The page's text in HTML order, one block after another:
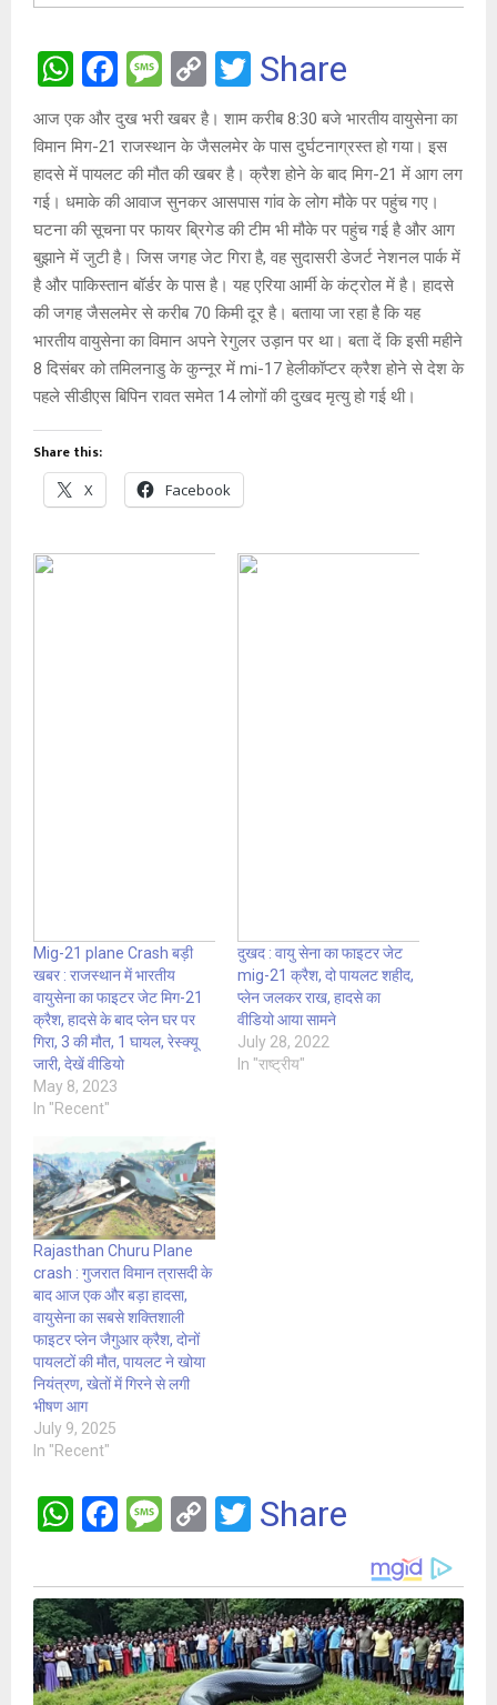
W
h
at
s
A
p
p
F
a
ce
b
o
o
k
M
es
s
a
g
e
C
o
py
Li
n
k
T
wi
tt
er
Share
आज एक और दुख भरी खबर है। शाम करीब 8:30 बजे भारतीय वायुसेना का
विमान मिग-21 राजस्थान के जैसलमेर के पास दुर्घटनाग्रस्त हो गया। इस
हादसे में पायलट की मौत की खबर है। क्रैश होने के बाद मिग-21 में आग लग
गई। धमाके की आवाज सुनकर आसपास गांव के लोग मौके पर पहुंच गए।
घटना की सूचना पर फायर ब्रिगेड की टीम भी मौके पर पहुंच गई है और आग
बुझाने में जुटी है। जिस जगह जेट गिरा है, वह सुदासरी डेजर्ट नेशनल पार्क में
है और पाकिस्तान बॉर्डर के पास है। यह एरिया आर्मी के कंट्रोल में है। हादसे
की जगह जैसलमेर से करीब 70 किमी दूर है। बताया जा रहा है कि यह
भारतीय वायुसेना का विमान अपने रेगुलर उड़ान पर था। ‌बता दें कि इसी महीने
8 दिसंबर को तमिलनाडु के कुन्नूर में mi-17 हेलीकॉप्टर क्रैश होने से देश के
पहले सीडीएस बिपिन रावत समेत 14 लोगों की दुखद मृत्यु हो गई थी।
Share this:
X Facebook
Mig-21 plane Crash बड़ी
खबर : राजस्थान में भारतीय
वायुसेना का फाइटर जेट मिग-21
क्रैश, हादसे के बाद प्लेन घर पर
गिरा, 3 की मौत, 1 घायल, रेस्क्यू
जारी, देखें वीडियो
May 8, 2023
In "Recent"
दुखद : वायु सेना का फाइटर जेट
mig-21 क्रैश, दो पायलट शहीद,
प्लेन जलकर राख, हादसे का
वीडियो आया सामने
July 28, 2022
In "राष्ट्रीय"
Rajasthan Churu Plane
crash : गुजरात विमान त्रासदी के
बाद आज एक और बड़ा हादसा,
वायुसेना का सबसे शक्तिशाली
फाइटर प्लेन जैगुआर क्रैश, दोनों
पायलटों की मौत, पायलट ने खोया
नियंत्रण, खेतों में गिरने से लगी
भीषण आग
July 9, 2025
In "Recent"
W
at
s
A
p
F
ce
b
o
o
M
s
a
g
e
C
py
Li
n
k
T
tt
er
Share